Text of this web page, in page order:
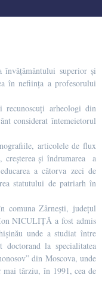
superior și
în neființa a profesorului
arheologi din
considerat întemeietorul
articolele de flux
creşterea şi îndrumarea a
a câtorva zeci de
statutului de patriarh în
Zârneşti, judeţul
NICULIȚĂ a fost admis
unde a studiat între
la specialitatea
din Moscova, unde
târziu, în 1991, cea de